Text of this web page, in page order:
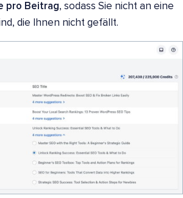
pro Beitrag, sodass Sie nicht an eine
die Ihnen nicht gefällt.